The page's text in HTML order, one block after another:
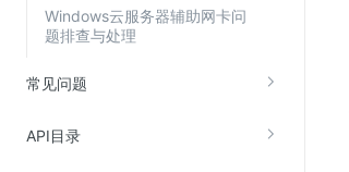
Windows云服务器辅助网卡问
题排查与处理
常见问题
API目录